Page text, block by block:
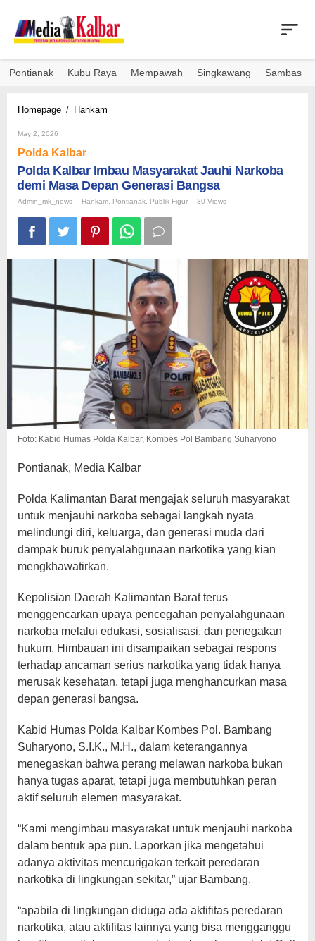
content
Pontianak Kubu Raya Mempawah Singkawang Sambas
Homepage / Hankam
Narkoba
demi
Masa
Generasi
Bangsa
May 2, 2026
Polda Kalbar
Polda Kalbar Imbau Masyarakat Jauhi Narkoba
demi Masa Depan Generasi Bangsa
Admin_mk_news - Hankam Pontianak Publik Figur - 30 Views
Foto: Kabid Humas Polda Kalbar, Kombes Pol Bambang Suharyono
Pontianak, Media Kalbar
Polda Kalimantan Barat mengajak seluruh masyarakat
untuk menjauhi narkoba sebagai langkah nyata
melindungi diri, keluarga, dan generasi muda dari
dampak buruk penyalahgunaan narkotika yang kian
mengkhawatirkan.
Kepolisian Daerah Kalimantan Barat terus
menggencarkan upaya pencegahan penyalahgunaan
narkoba melalui edukasi, sosialisasi, dan penegakan
hukum. Himbauan ini disampaikan sebagai respons
terhadap ancaman serius narkotika yang tidak hanya
merusak kesehatan, tetapi juga menghancurkan masa
depan generasi bangsa.
Kabid Humas Polda Kalbar Kombes Pol. Bambang
Suharyono, S.I.K., M.H., dalam keterangannya
menegaskan bahwa perang melawan narkoba bukan
hanya tugas aparat, tetapi juga membutuhkan peran
aktif seluruh elemen masyarakat.
“Kami mengimbau masyarakat untuk menjauhi narkoba
dalam bentuk apa pun. Laporkan jika mengetahui
adanya aktivitas mencurigakan terkait peredaran
narkotika di lingkungan sekitar,” ujar Bambang.
“apabila di lingkungan diduga ada aktifitas peredaran
narkotika, atau aktifitas lainnya yang bisa mengganggu